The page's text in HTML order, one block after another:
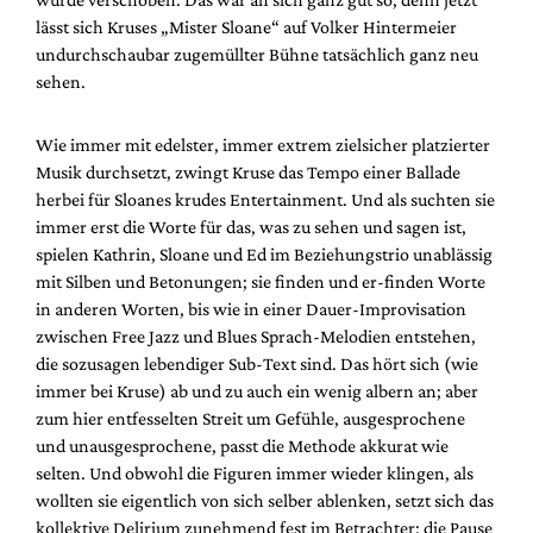
lässt sich Kruses „Mister Sloane“ auf Volker Hintermeier
undurchschaubar zugemüllter Bühne tatsächlich ganz neu
sehen.
Wie immer mit edelster, immer extrem zielsicher platzierter
Musik durchsetzt, zwingt Kruse das Tempo einer Ballade
herbei für Sloanes krudes Entertainment. Und als suchten sie
immer erst die Worte für das, was zu sehen und sagen ist,
spielen Kathrin, Sloane und Ed im Beziehungstrio unablässig
mit Silben und Betonungen; sie finden und er-finden Worte
in anderen Worten, bis wie in einer Dauer-Improvisation
zwischen Free Jazz und Blues Sprach-Melodien entstehen,
die sozusagen lebendiger Sub-Text sind. Das hört sich (wie
immer bei Kruse) ab und zu auch ein wenig albern an; aber
zum hier entfesselten Streit um Gefühle, ausgesprochene
und unausgesprochene, passt die Methode akkurat wie
selten. Und obwohl die Figuren immer wieder klingen, als
wollten sie eigentlich von sich selber ablenken, setzt sich das
kollektive Delirium zunehmend fest im Betrachter; die Pause